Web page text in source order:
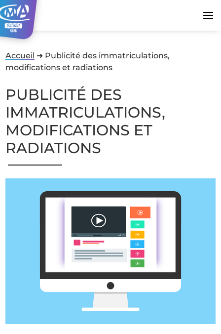
Accueil ➜ Publicité des immatriculations,
modifications et radiations
PUBLICITÉ DES
IMMATRICULATIONS,
MODIFICATIONS ET
RADIATIONS